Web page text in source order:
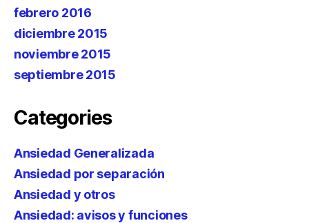
febrero 2016
diciembre 2015
noviembre 2015
septiembre 2015
Categories
Ansiedad Generalizada
Ansiedad por separación
Ansiedad y otros
Ansiedad: avisos y funciones